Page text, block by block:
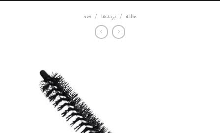
خانه / برندها /
000